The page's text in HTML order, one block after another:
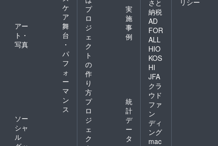
ケ
ア
アー
ト・
写真
舞
台
・
パ
フ
ォ
ー
マ
ン
ス
ソー
シャ
ル
プ
ロ
ジ
ェ
ク
ト
の
作
り
方
実
施
事
例
プ
ロ
ジ
ェ
ク
統
計
デ
ー
タ
さと
納税
AD
FOR
ALL
HIO
KOS
HI
JFA
クラ
ウド
ファ
ン
ディ
ング
mac
リシー